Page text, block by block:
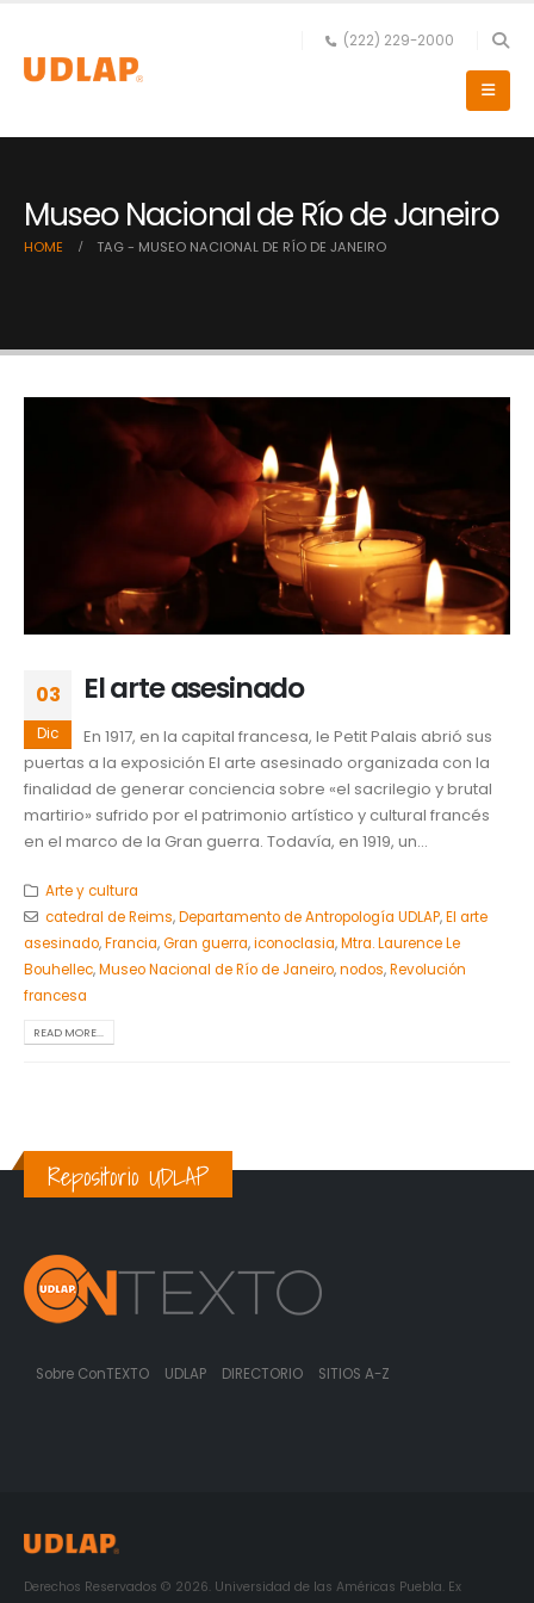
(222) 229-2000
Museo Nacional de Río de Janeiro
HOME TAG - MUSEO NACIONAL DE RÍO DE JANEIRO
03
Dic
El arte asesinado
En 1917, en la capital francesa, le Petit Palais abrió sus
puertas a la exposición El arte asesinado organizada con la
finalidad de generar conciencia sobre «el sacrilegio y brutal
martirio» sufrido por el patrimonio artístico y cultural francés
en el marco de la Gran guerra. Todavía, en 1919, un...
Arte y cultura
catedral de Reims,Departamento de Antropología UDLAP,El arte
asesinado,Francia,Gran guerra,iconoclasia,Mtra. Laurence Le
Bouhellec,Museo Nacional de Río de Janeiro,nodos,Revolución
francesa
READ MORE...
Repositorio UDLAP
Sobre ConTEXTO UDLAP DIRECTORIO SITIOS A-Z
Derechos Reservados © 2026. Universidad de las Américas Puebla. Ex